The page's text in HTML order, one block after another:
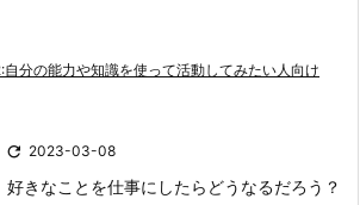
分の能力や知識を使って活動してみたい人向け
 2023-03-08
好きなことを仕事にしたらどうなるだろう？